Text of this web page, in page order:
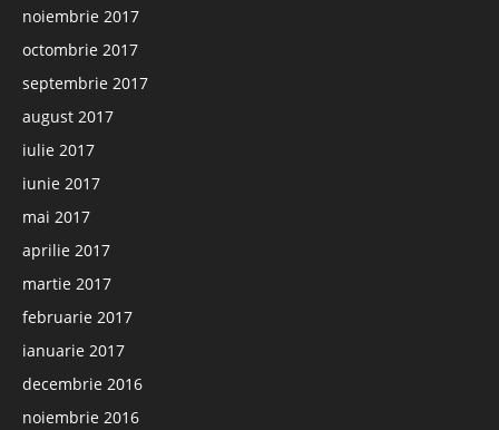
noiembrie 2017
octombrie 2017
septembrie 2017
august 2017
iulie 2017
iunie 2017
mai 2017
aprilie 2017
martie 2017
februarie 2017
ianuarie 2017
decembrie 2016
noiembrie 2016